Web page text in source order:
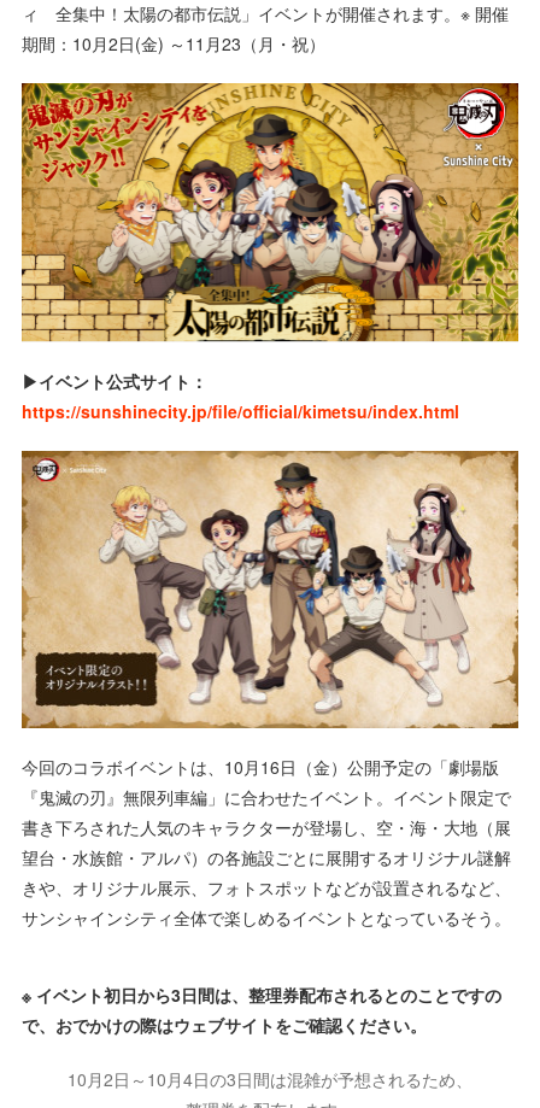
ィ 全集中！太陽の都市伝説」イベントが開催されます。※ 開催
期間：10月2日(金) ～11月23（月・祝）
▶︎イベント公式サイト：
https://sunshinecity.jp/file/official/kimetsu/index.html
今回のコラボイベントは、10月16日（金）公開予定の「劇場版
『鬼滅の刃』無限列車編」に合わせたイベント。イベント限定で
書き下ろされた人気のキャラクターが登場し、空・海・大地（展
望台・水族館・アルパ）の各施設ごとに展開するオリジナル謎解
きや、オリジナル展示、フォトスポットなどが設置されるなど、
サンシャインシティ全体で楽しめるイベントとなっているそう。
※ イベント初日から3日間は、整理券配布されるとのことですの
で、おでかけの際はウェブサイトをご確認ください。
10月2日～10月4日の3日間は混雑が予想されるため、